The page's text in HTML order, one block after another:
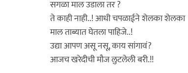
सगळा माल उडाला तर ?
ते काही नाही..! आधी चपळाईने शेलका शेलका
माल ताब्यात घेतला पाहिजे..!
उद्या आपण असू नसू, काय सांगावं?
आजच खरेदीची मौज लुटलेली बरी.!!